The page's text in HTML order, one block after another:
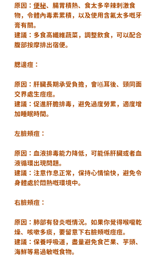
原因： 便秘、腸胃積熱、食太多辛辣刺激食
物，令體內毒素累積，以及使用含氟太多嘅牙
膏有關。
建議：多食高纖維蔬菜，調整飲食，可以配合
腹部按摩排出宿便。
腮邊痘：
原因：肝臟長期承受負擔，會喺耳後、頸同面
交界處生痘痘。
建議：促進肝膽排毒，避免過度勞累，適度增
加睡眠時間。
左臉頰痘：
原因：血液排毒能力降低，可能係肝臟或者血
液循環出現問題。
建議：注意作息正常，保持心情愉快，避免令
身體處於悶熱嘅環境中。
右臉頰痘：
原因：肺部有發炎嘅情況。如果你覺得喉嚨乾
燥、咳嗽多痰，要留意下右臉頰嘅痘痘。
建議：保養呼吸道，盡量避免食芒果、芋頭、
海鮮等易過敏嘅食物。